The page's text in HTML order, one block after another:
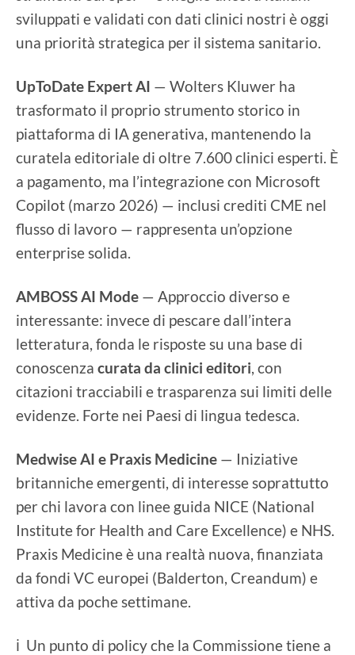
sviluppati e validati con dati clinici nostri è oggi
una priorità strategica per il sistema sanitario.
UpToDate Expert AI — Wolters Kluwer ha
trasformato il proprio strumento storico in
piattaforma di IA generativa, mantenendo la
curatela editoriale di oltre 7.600 clinici esperti. È
a pagamento, ma l’integrazione con Microsoft
Copilot (marzo 2026) — inclusi crediti CME nel
flusso di lavoro — rappresenta un’opzione
enterprise solida.
AMBOSS AI Mode — Approccio diverso e
interessante: invece di pescare dall’intera
letteratura, fonda le risposte su una base di
conoscenza curata da clinici editori, con
citazioni tracciabili e trasparenza sui limiti delle
evidenze. Forte nei Paesi di lingua tedesca.
Medwise AI e Praxis Medicine — Iniziative
britanniche emergenti, di interesse soprattutto
per chi lavora con linee guida NICE (National
Institute for Health and Care Excellence) e NHS.
Praxis Medicine è una realtà nuova, finanziata
da fondi VC europei (Balderton, Creandum) e
attiva da poche settimane.
ℹ️ Un punto di policy che la Commissione tiene a